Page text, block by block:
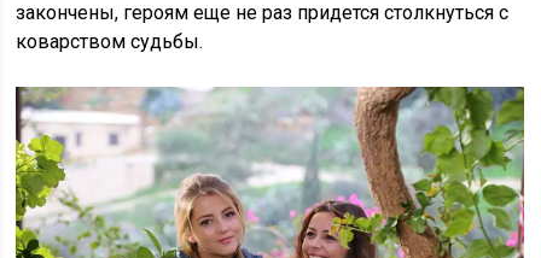
закончены, героям еще не раз придется столкнуться с
коварством судьбы.